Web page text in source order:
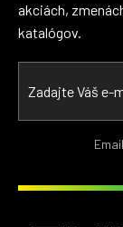
akciách,
katalógov.